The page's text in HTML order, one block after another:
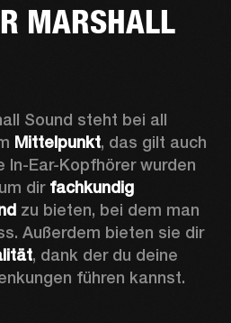
MARSHALL
Sound steht bei all
Mittelpunkt, das gilt auch
In-Ear-Kopfhörer wurden
dir fachkundig
zu bieten, bei dem man
einfach hinhören muss. Außerdem bieten sie dir
, dank der du deine
führen kannst.